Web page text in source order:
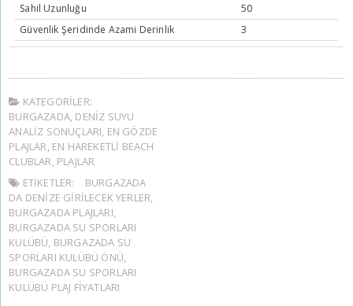
Sahil Uzunluğu
50
Güvenlik Şeridinde Azami Derinlik
3
KATEGORILER:
BURGAZADA, DENIZ SUYU
ANALIZ SONUÇLARI, EN GÖZDE
PLAJLAR, EN HAREKETLI BEACH
CLUBLAR, PLAJLAR
ETIKETLER:
BURGAZADA
DA DENIZE GIRILECEK YERLER,
BURGAZADA PLAJLARI,
BURGAZADA SU SPORLARI
KULÜBÜ, BURGAZADA SU
SPORLARI KULÜBÜ ÖNÜ,
BURGAZADA SU SPORLARI
KULÜBÜ PLAJ FIYATLARI